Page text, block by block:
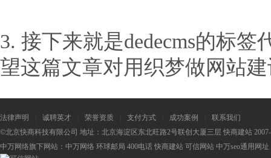
3. 接下来就是dedecms的标
望这篇文章对用织梦做网站
法律声明 诚聘英才 荣誉资质 支付方式 成功案例
联系我们
©北京快商科技有限公司 地址：北京海淀区东北旺路2号联创大厦三层 快商建站
中万网络旗下网站： 中万网络 环球邮局 400电话 快商建站 可信网站 中万seo通用网址